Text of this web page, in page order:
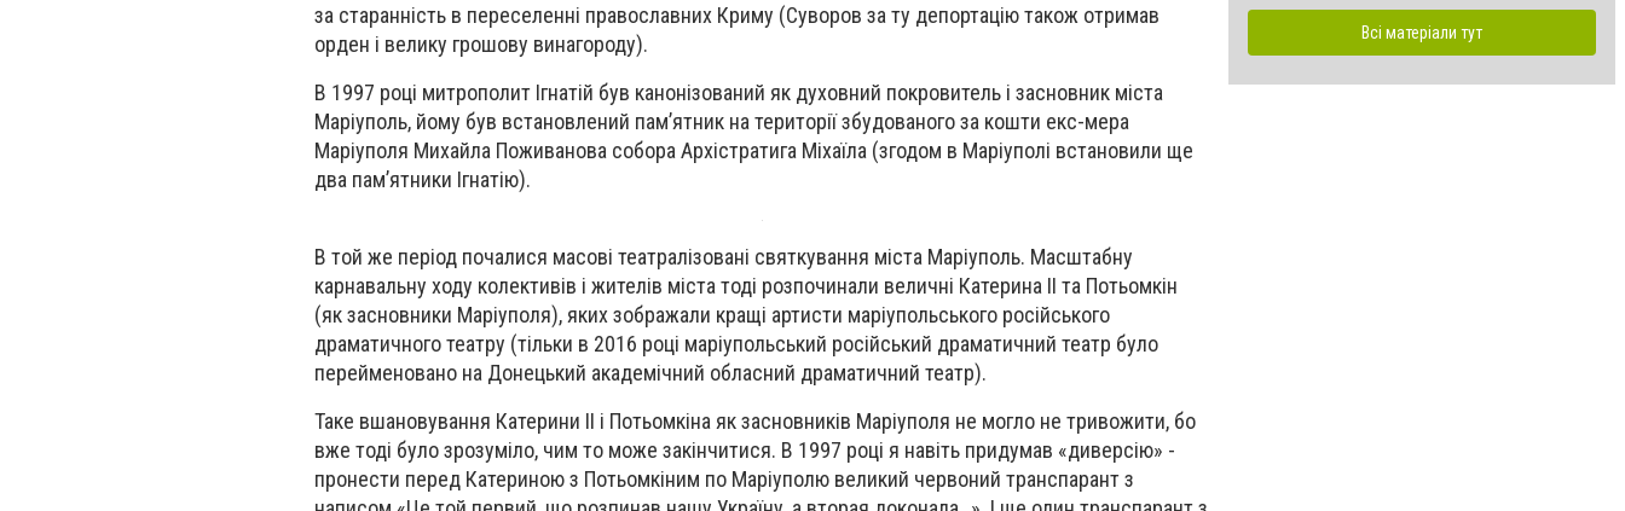
за старанність в переселенні православних Криму (Суворов за ту депортацію також отримав
орден і велику грошову винагороду).
В 1997 році митрополит Ігнатій був канонізований як духовний покровитель і засновник міста
Маріуполь, йому був встановлений пам’ятник на території збудованого за кошти екс-мера
Маріуполя Михайла Поживанова собора Архістратига Міхаїла (згодом в Маріуполі встановили ще
два пам’ятники Ігнатію).
В той же період почалися масові театралізовані святкування міста Маріуполь. Масштабну
карнавальну ходу колективів і жителів міста тоді розпочинали величні Катерина ІІ та Потьомкін
(як засновники Маріуполя), яких зображали кращі артисти маріупольського російського
драматичного театру (тільки в 2016 році маріупольський російський драматичний театр було
перейменовано на Донецький академічний обласний драматичний театр).
Таке вшановування Катерини ІІ і Потьомкіна як засновників Маріуполя не могло не тривожити, бо
вже тоді було зрозуміло, чим то може закінчитися. В 1997 році я навіть придумав «диверсію» -
пронести перед Катериною з Потьомкіним по Маріуполю великий червоний транспарант з
Всі матеріали тут